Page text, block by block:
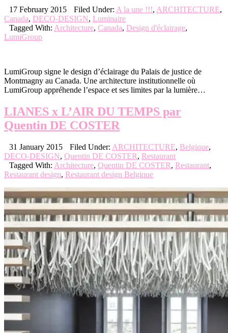
17 February 2015 Filed Under: A la une !!!, ARCHITECTURE,
Canada, DECO-DESIGN, Luminaire
Tagged With: Architecture, Canada, Design d'éclairage,
LumiGroup
LumiGroup signe le design d’éclairage du Palais de justice de
Montmagny au Canada. Une architecture institutionnelle où
LumiGroup appréhende l’espace et ses limites par la lumière…
LIANES x L’AIR DU TEMPS par
Quentin DE COSTER
31 January 2015 Filed Under: ARCHITECTURE, Belgique,
DECO-DESIGN, Quentin DE COSTER, Restaurant
Tagged With: Architecture, Quentin DE COSTER, Restaurant,
Restaurant design, Restaurant design Belgique